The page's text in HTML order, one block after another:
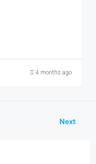
4 months ago
Next